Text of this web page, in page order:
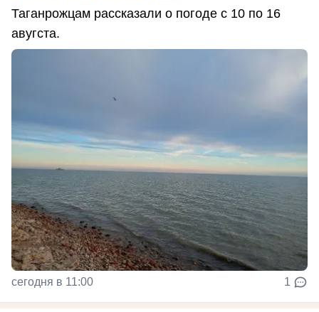
Таганрожцам рассказали о погоде с 10 по 16
авугста.
сегодня в 11:00 1